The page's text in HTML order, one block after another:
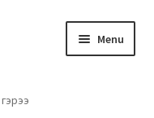
Menu